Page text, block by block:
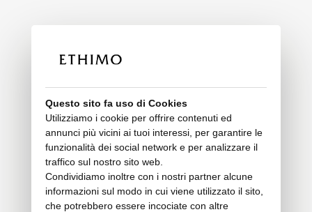
Questo sito fa uso di Cookies
Utilizziamo i cookie per offrire contenuti ed
annunci più vicini ai tuoi interessi, per garantire le
funzionalità dei social network e per analizzare il
traffico sul nostro sito web.
Condividiamo inoltre con i nostri partner alcune
informazioni sul modo in cui viene utilizzato il sito,
che potrebbero essere incociate con altre